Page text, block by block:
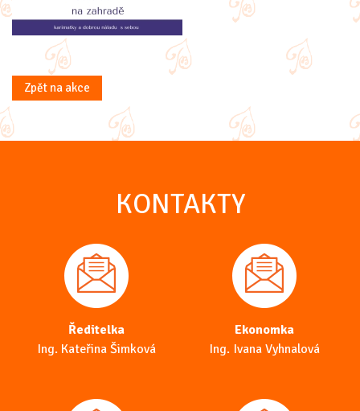
Zpět na akce
KONTAKTY
Ředitelka
Ing. Kateřina Šimková
Ekonomka
Ing. Ivana Vyhnalová